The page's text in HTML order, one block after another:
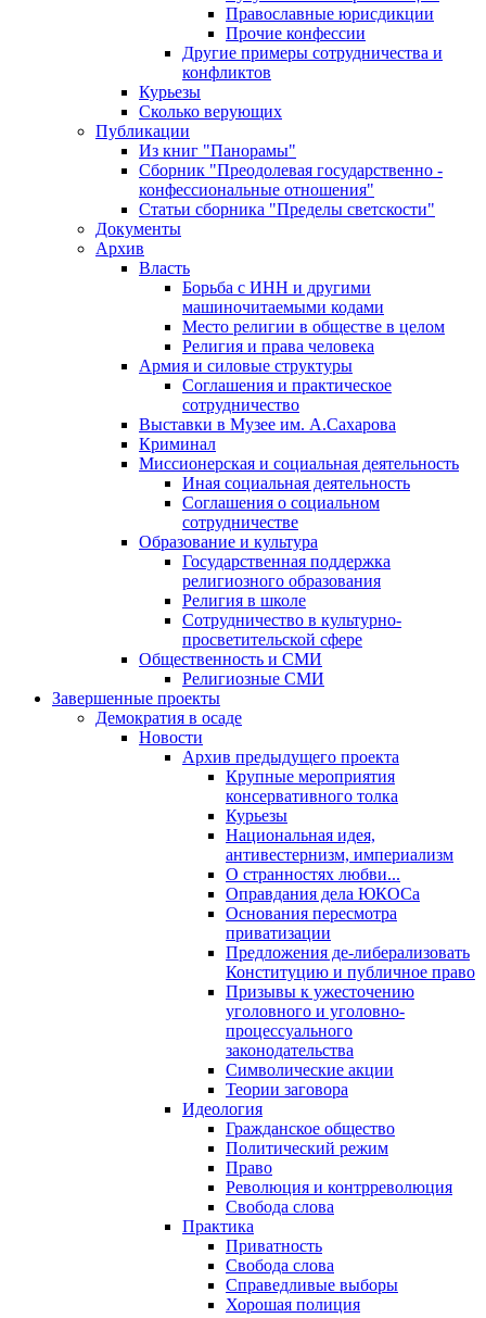
Православные юрисдикции
Прочие конфессии
Другие примеры сотрудничества и
конфликтов
Курьезы
Сколько верующих
Публикации
Из книг "Панорамы"
Сборник "Преодолевая государственно -
конфессиональные отношения"
Статьи сборника "Пределы светскости"
Документы
Архив
Власть
Борьба с ИНН и другими
машиночитаемыми кодами
Место религии в обществе в целом
Религия и права человека
Армия и силовые структуры
Соглашения и практическое
сотрудничество
Выставки в Музее им. А.Сахарова
Криминал
Миссионерская и социальная деятельность
Иная социальная деятельность
Соглашения о социальном
сотрудничестве
Образование и культура
Государственная поддержка
религиозного образования
Религия в школе
Сотрудничество в культурно-
просветительской сфере
Общественность и СМИ
Религиозные СМИ
Завершенные проекты
Демократия в осаде
Новости
Архив предыдущего проекта
Крупные мероприятия
консервативного толка
Курьезы
Национальная идея,
антивестернизм, империализм
О странностях любви...
Оправдания дела ЮКОСа
Основания пересмотра
приватизации
Предложения де-либерализовать
Конституцию и публичное право
Призывы к ужесточению
уголовного и уголовно-
процессуального
законодательства
Символические акции
Теории заговора
Идеология
Гражданское общество
Политический режим
Право
Революция и контрреволюция
Свобода слова
Практика
Приватность
Свобода слова
Справедливые выборы
Хорошая полиция